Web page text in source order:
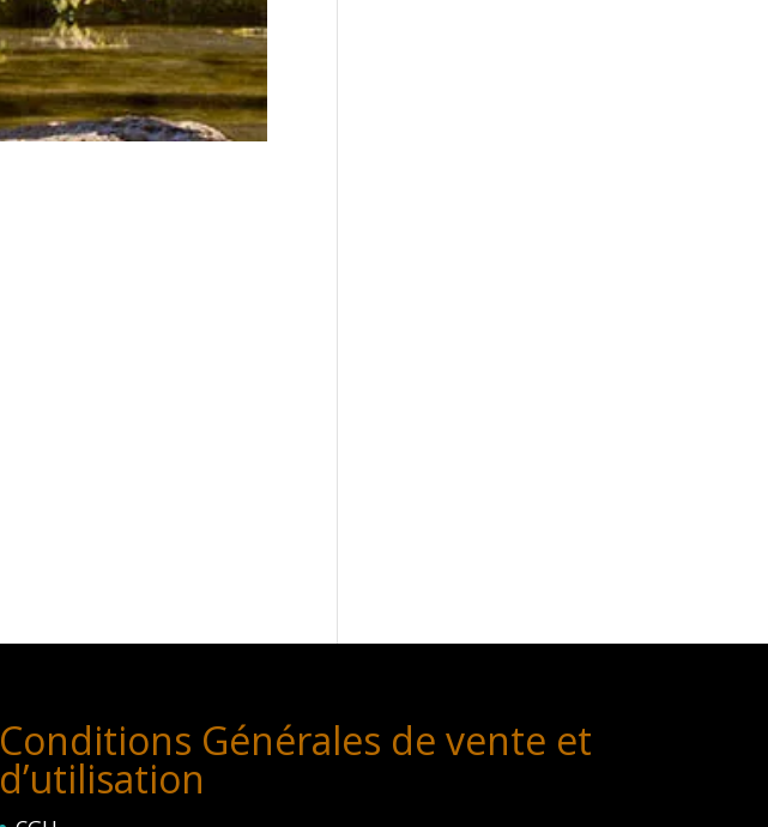
Conditions Générales de vente et
d’utilisation